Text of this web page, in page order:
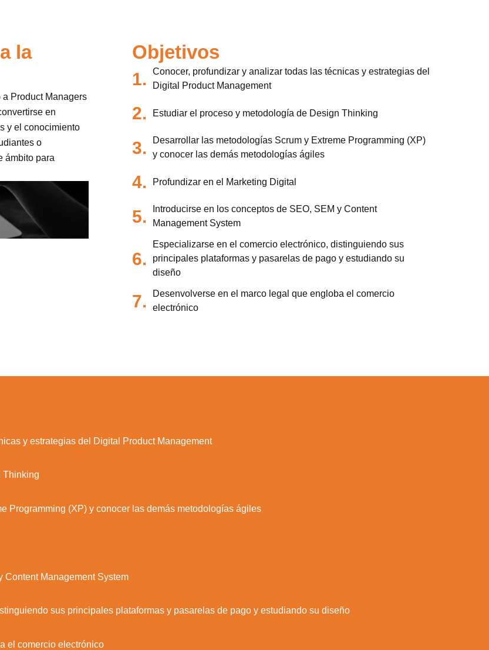
la
Product Managers
en
y el conocimiento
o
ámbito para
Objetivos
1.
Conocer, profundizar y analizar todas las técnicas y estrategias del
Digital Product Management
2. Estudiar el proceso y metodología de Design Thinking
3.
Desarrollar las metodologías Scrum y Extreme Programming (XP)
y conocer las demás metodologías ágiles
4. Profundizar en el Marketing Digital
5.
Introducirse en los conceptos de SEO, SEM y Content
Management System
6.
Especializarse en el comercio electrónico, distinguiendo sus
principales plataformas y pasarelas de pago y estudiando su
diseño
7.
Desenvolverse en el marco legal que engloba el comercio
electrónico
y estrategias del Digital Product Management
Thinking
Programming (XP) y conocer las demás metodologías ágiles
Content Management System
sus principales plataformas y pasarelas de pago y estudiando su diseño
el comercio electrónico